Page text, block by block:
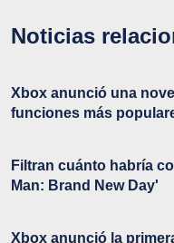
Noticias
Xbox anunció una
funciones más
Filtran cuánto habría
Man: Brand New Day'
Xbox anunció la